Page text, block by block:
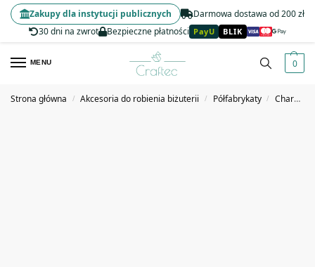
Darmowa dostawa od 200 zł
30 dni na zwrot
Bezpieczne płatności PayU BLIK
Zakupy dla instytucji publicznych
MENU 0
Strona główna / Akcesoria do robienia biżuterii / Półfabrykaty / Charmsy, zawieszki